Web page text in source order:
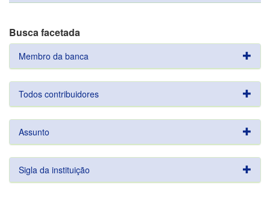
Busca facetada
Membro da banca
Todos contribuidores
Assunto
Sigla da instituição